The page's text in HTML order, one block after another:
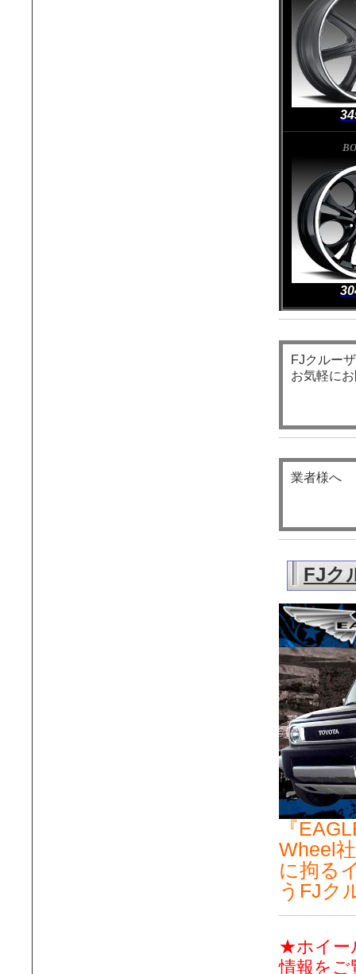
FJクルー
お気軽に
業者様へ
FJク
『
Wheel
に拘る
うFJク
★ホイー
情報をご